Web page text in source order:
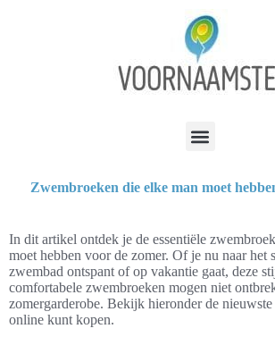
Zwembroeken die elke man moet
In dit artikel ontdek je de essentiële
moet hebben voor de zomer. Of je nu naar het
zwembad ontspant of op vakantie gaat, deze
comfortabele zwembroeken mogen niet
zomergarderobe. Bekijk hieronder de
online kunt kopen.